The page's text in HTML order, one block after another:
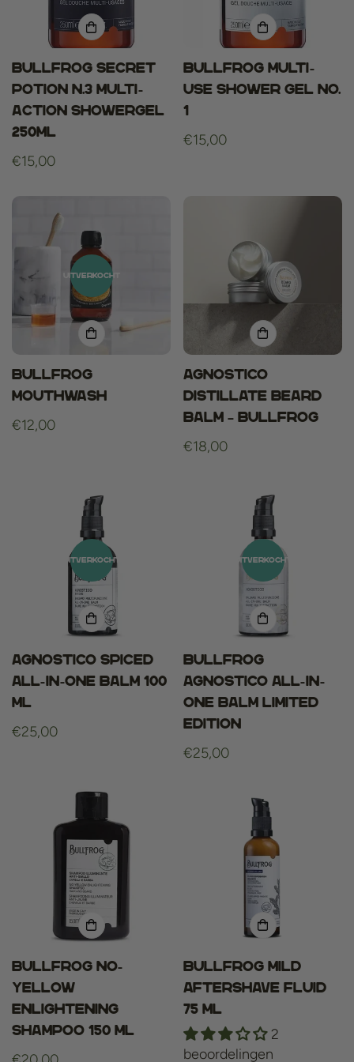
Bullfrog Secret
Potion N.3 Multi-
action Showergel
250ml
Normale
€15,00
Bullfrog Multi-
Use Shower Gel No.
1
Normale
€15,00
UITVERKOCHT
Bullfrog
Mouthwash
Normale
€12,00
Agnostico
Distillate Beard
Balm – Bullfrog
Normale
€18,00
UITVERKOCHT
Agnostico Spiced
All-in-One Balm 100
ml
Normale
€25,00
UITVERKOCHT
Bullfrog
Agnostico All-in-
One Balm Limited
Edition
Normale
€25,00
Bullfrog No-
Yellow
Enlightening
Shampoo 150 ml
Bullfrog Mild
Aftershave Fluid
75 ml
2
beoordelingen